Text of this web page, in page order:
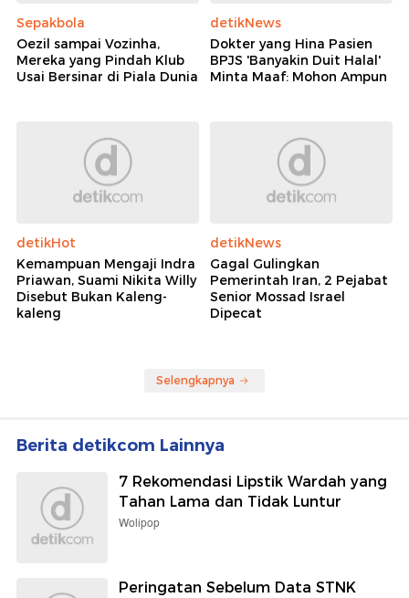
Sepakbola
Oezil sampai Vozinha,
Mereka yang Pindah Klub
Usai Bersinar di Piala Dunia
detikNews
Dokter yang Hina Pasien
BPJS 'Banyakin Duit Halal'
Minta Maaf: Mohon Ampun
detikHot
Kemampuan Mengaji Indra
Priawan, Suami Nikita Willy
Disebut Bukan Kaleng-
kaleng
detikNews
Gagal Gulingkan
Pemerintah Iran, 2 Pejabat
Senior Mossad Israel
Dipecat
Selengkapnya
Berita detikcom Lainnya
7 Rekomendasi Lipstik Wardah yang
Tahan Lama dan Tidak Luntur
Wolipop
Peringatan Sebelum Data STNK